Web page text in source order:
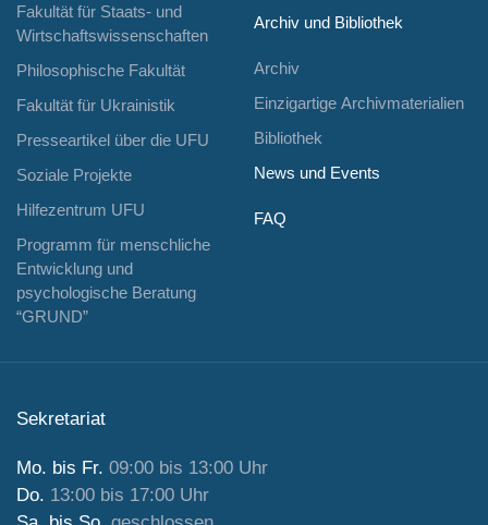
Fakultät für Staats- und
Wirtschaftswissenschaften
Philosophische Fakultät
Fakultät für Ukrainistik
Presseartikel über die UFU
Soziale Projekte
Hilfezentrum UFU
Programm für menschliche
Entwicklung und
psychologische Beratung
“GRUND”
Archiv und Bibliothek
Archiv
Einzigartige Archivmaterialien
Bibliothek
News und Events
FAQ
Sekretariat
Mo. bis Fr. 09:00 bis 13:00 Uhr
Do. 13:00 bis 17:00 Uhr